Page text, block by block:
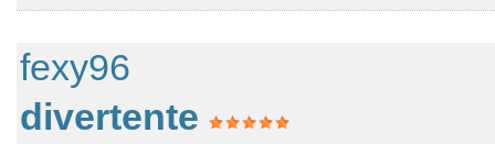
fexy96
divertente